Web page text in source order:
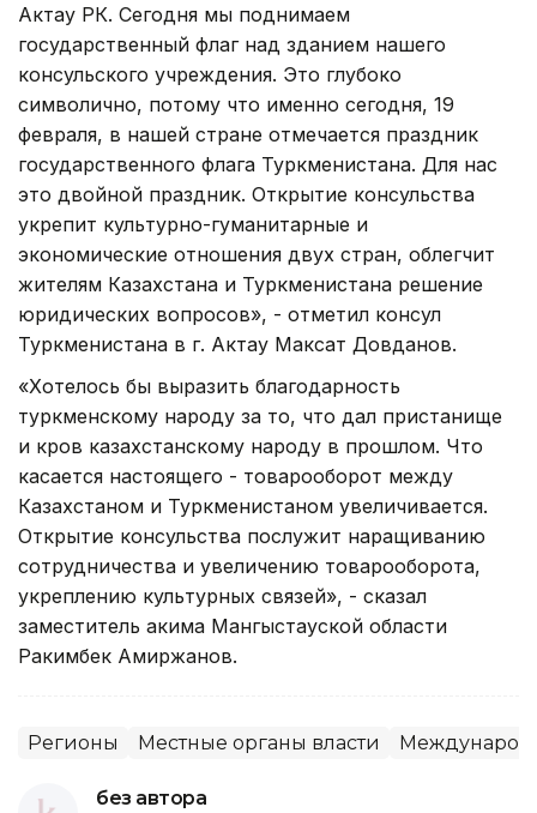
Актау РК. Сегодня мы поднимаем
государственный флаг над зданием нашего
консульского учреждения. Это глубоко
символично, потому что именно сегодня, 19
февраля, в нашей стране отмечается праздник
государственного флага Туркменистана. Для нас
это двойной праздник. Открытие консульства
укрепит культурно-гуманитарные и
экономические отношения двух стран, облегчит
жителям Казахстана и Туркменистана решение
юридических вопросов», - отметил консул
Туркменистана в г. Актау Максат Довданов.
«Хотелось бы выразить благодарность
туркменскому народу за то, что дал пристанище
и кров казахстанскому народу в прошлом. Что
касается настоящего - товарооборот между
Казахстаном и Туркменистаном увеличивается.
Открытие консульства послужит наращиванию
сотрудничества и увеличению товарооборота,
укреплению культурных связей», - сказал
заместитель акима Мангыстауской области
Ракимбек Амиржанов.
Регионы Местные органы власти
без автора